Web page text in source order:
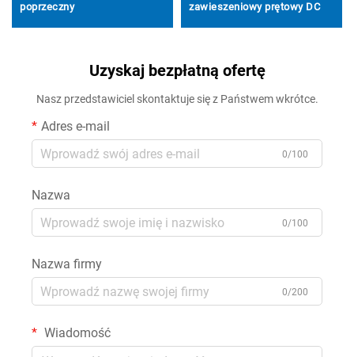
poprzeczny
zawieszeniowy prętowy DC
Uzyskaj bezpłatną ofertę
Nasz przedstawiciel skontaktuje się z Państwem wkrótce.
Adres e-mail
0/100
Nazwa
0/100
Nazwa firmy
0/200
Wiadomość